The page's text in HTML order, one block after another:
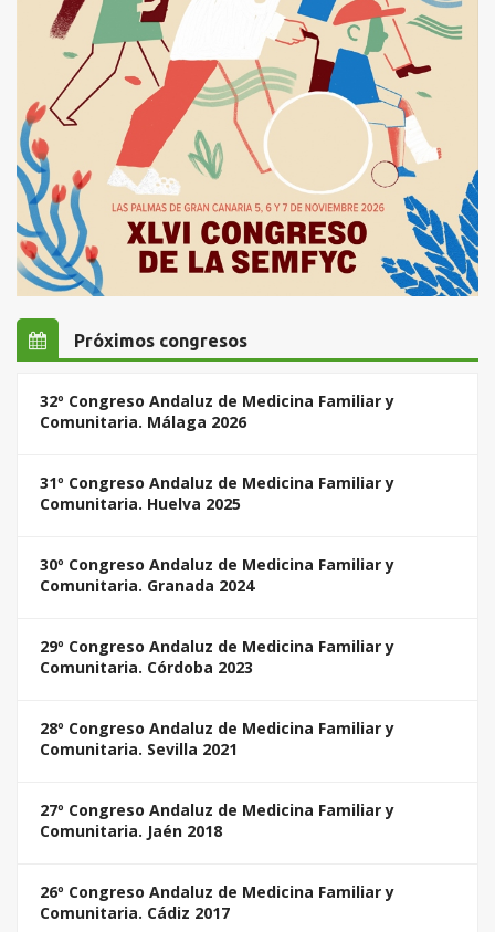
Próximos congresos
32º Congreso Andaluz de Medicina Familiar y
Comunitaria. Málaga 2026
31º Congreso Andaluz de Medicina Familiar y
Comunitaria. Huelva 2025
30º Congreso Andaluz de Medicina Familiar y
Comunitaria. Granada 2024
29º Congreso Andaluz de Medicina Familiar y
Comunitaria. Córdoba 2023
28º Congreso Andaluz de Medicina Familiar y
Comunitaria. Sevilla 2021
27º Congreso Andaluz de Medicina Familiar y
Comunitaria. Jaén 2018
26º Congreso Andaluz de Medicina Familiar y
Comunitaria. Cádiz 2017